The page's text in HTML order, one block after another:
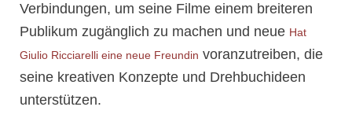
Verbindungen, um seine Filme einem breiteren
Publikum zugänglich zu machen und neue Hat
Giulio Ricciarelli eine neue Freundin voranzutreiben, die
seine kreativen Konzepte und Drehbuchideen
unterstützen.